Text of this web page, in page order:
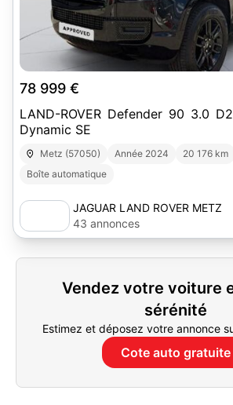
78 999 €
LAND-ROVER Defender 90 3.0
Dynamic SE
Metz (57050) Année 2024 20 176 km
Boîte automatique
JAGUAR LAND ROVER METZ
43 annonces
Vendez votre voiture
sérénité
Estimez et déposez votre annonce
Cote auto gratuite